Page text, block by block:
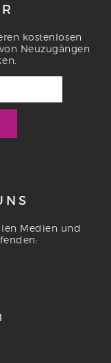
kostenlosen
Neuzugängen
Medien und